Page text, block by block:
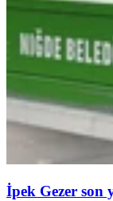
İpek Gezer son